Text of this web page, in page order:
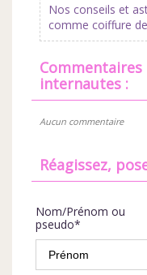
Nos conseils et
comme coiffure
commentaires laissés par les
internautes :
Aucun commentaire
Réagissez,
Nom/Prénom ou
pseudo*